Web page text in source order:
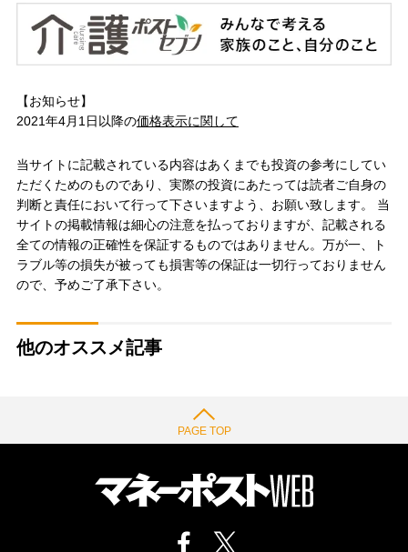
【お知らせ】
2021年4月1日以降の価格表示に関して
当サイトに記載されている内容はあくまでも投資の参考にしてい
ただくためのものであり、実際の投資にあたっては読者ご自身の
判断と責任において行って下さいますよう、お願い致します。 当
サイトの掲載情報は細心の注意を払っておりますが、記載される
全ての情報の正確性を保証するものではありません。万が一、ト
ラブル等の損失が被っても損害等の保証は一切行っておりません
ので、予めご了承下さい。
他のオススメ記事
PAGE TOP